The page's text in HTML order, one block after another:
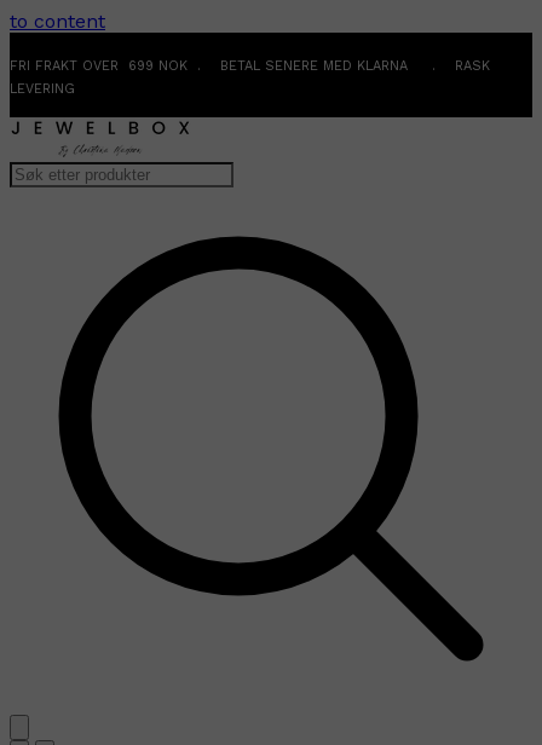
to content
FRI FRAKT OVER 699 NOK . BETAL SENERE MED KLARNA . RASK
LEVERING